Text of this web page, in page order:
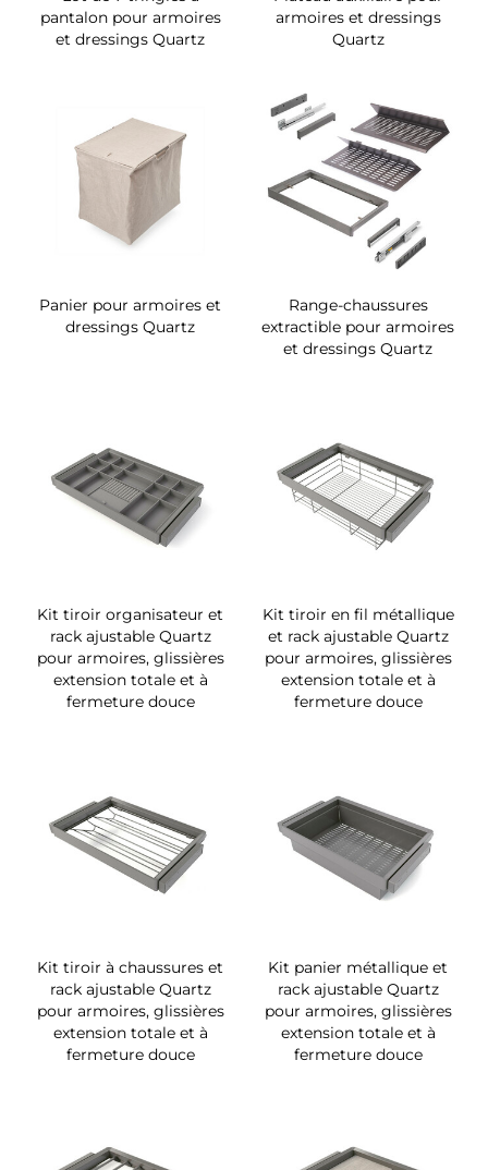
pantalon pour armoires
et dressings Quartz
armoires et dressings
Quartz
Panier pour armoires et
dressings Quartz
Range-chaussures
extractible pour armoires
et dressings Quartz
Kit tiroir organisateur et
rack ajustable Quartz
pour armoires, glissières
extension totale et à
fermeture douce
Kit tiroir en fil métallique
et rack ajustable Quartz
pour armoires, glissières
extension totale et à
fermeture douce
Kit tiroir à chaussures et
rack ajustable Quartz
pour armoires, glissières
extension totale et à
fermeture douce
Kit panier métallique et
rack ajustable Quartz
pour armoires, glissières
extension totale et à
fermeture douce